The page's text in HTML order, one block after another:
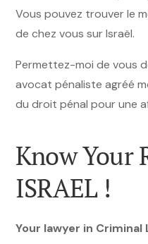
Vous pouvez trouver le
de chez vous sur Israël.
Permettez-moi de vous
avocat pénaliste agréé
du droit pénal pour une
Know Your
ISRAEL !
Your lawyer in Criminal